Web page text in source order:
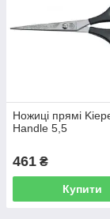
Ножиці прямі
Handle 5,5
461 ₴
Купити